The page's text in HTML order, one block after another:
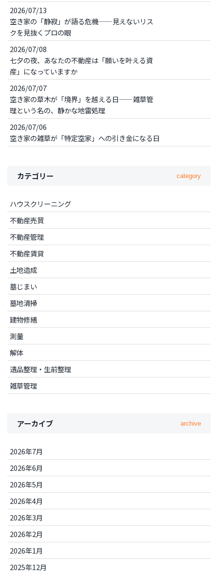
2026/07/13
空き家の「静寂」が語る危機——見えないリス
クを見抜くプロの眼
2026/07/08
七夕の夜、あなたの不動産は「願いを叶える資
産」になっていますか
2026/07/07
空き家の草木が「境界」を越える日——雑草管
理という名の、静かな地雷処理
2026/07/06
空き家の雑草が「特定空家」への引き金になる日
カテゴリー category
ハウスクリーニング
不動産売買
不動産管理
不動産賃貸
土地造成
墓じまい
墓地清掃
建物修繕
測量
解体
遺品整理・生前整理
雑草管理
アーカイブ archive
2026年7月
2026年6月
2026年5月
2026年4月
2026年3月
2026年2月
2026年1月
2025年12月